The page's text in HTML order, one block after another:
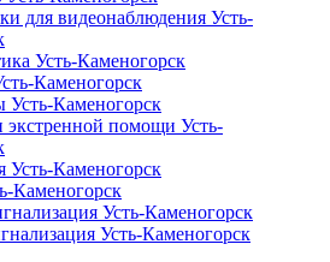
для видеонаблюдения Усть-
Усть-Каменогорск
Каменогорск
Каменогорск
экстренной помощи Усть-
Усть-Каменогорск
Каменогорск
Усть-Каменогорск
Усть-Каменогорск